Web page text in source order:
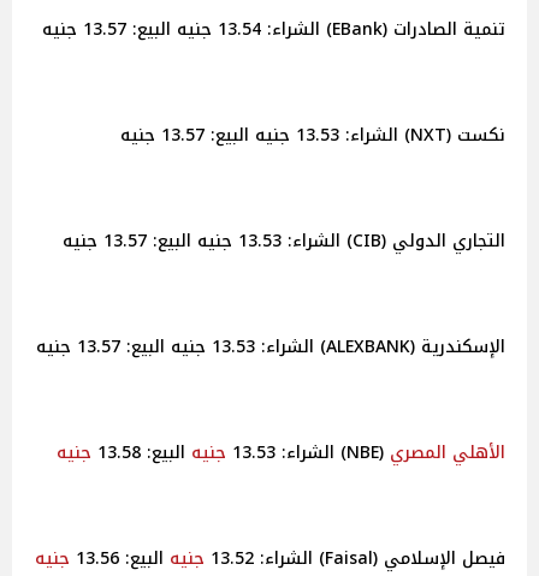
تنمية الصادرات (EBank) الشراء: 13.54 جنيه البيع: 13.57 جنيه
نكست (NXT) الشراء: 13.53 جنيه البيع: 13.57 جنيه
التجاري الدولي (CIB) الشراء: 13.53 جنيه البيع: 13.57 جنيه
الإسكندرية (ALEXBANK) الشراء: 13.53 جنيه البيع: 13.57 جنيه
الأهلي المصري (NBE) الشراء: 13.53 جنيه البيع: 13.58 جنيه
فيصل الإسلامي (Faisal) الشراء: 13.52 جنيه البيع: 13.56 جنيه